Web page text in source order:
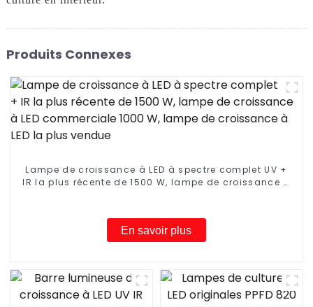
Produits Connexes
Lampe de croissance à LED à spectre complet UV +
IR la plus récente de 1500 W, lampe de croissance à
En savoir plus